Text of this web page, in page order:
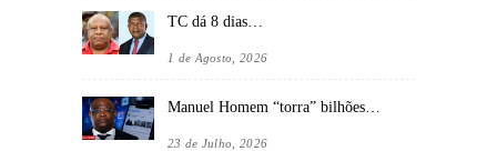
TC dá 8 dias…
1 de Agosto, 2026
Manuel Homem “torra” bilhões…
23 de Julho, 2026